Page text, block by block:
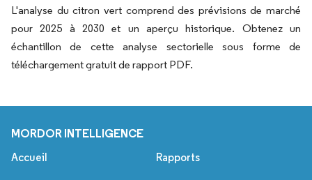
L'analyse du citron vert comprend des prévisions de marché
pour 2025 à 2030 et un aperçu historique. Obtenez un
échantillon de cette analyse sectorielle sous forme de
téléchargement gratuit de rapport PDF.
MORDOR INTELLIGENCE
Accueil Rapports